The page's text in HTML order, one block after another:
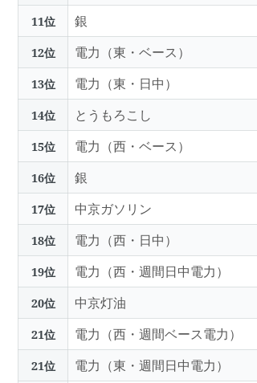
11位 銀
12位 電力（東・ベース）
13位 電力（東・日中）
14位 とうもろこし
15位 電力（西・ベース）
16位 銀
17位 中京ガソリン
18位 電力（西・日中）
19位 電力（西・週間日中電力）
20位 中京灯油
21位 電力（西・週間ベース電力）
21位 電力（東・週間日中電力）